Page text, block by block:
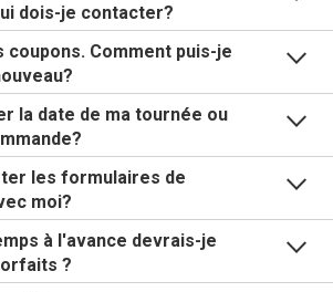
dois-je contacter?
coupons. Comment puis-je
la date de ma tournée ou
les formulaires de
moi?
à l'avance devrais-je
?